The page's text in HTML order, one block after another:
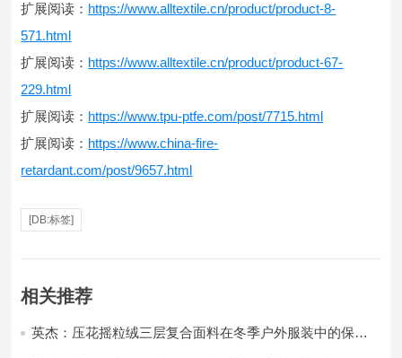
扩展阅读： https://www.alltextile.cn/product/product-8-
571.html
扩展阅读： https://www.alltextile.cn/product/product-67-
229.html
扩展阅读： https://www.tpu-ptfe.com/post/7715.html
扩展阅读： https://www.china-fire-
retardant.com/post/9657.html
[DB:标签]
相关推荐
英杰：压花摇粒绒三层复合面料在冬季户外服装中的保暖